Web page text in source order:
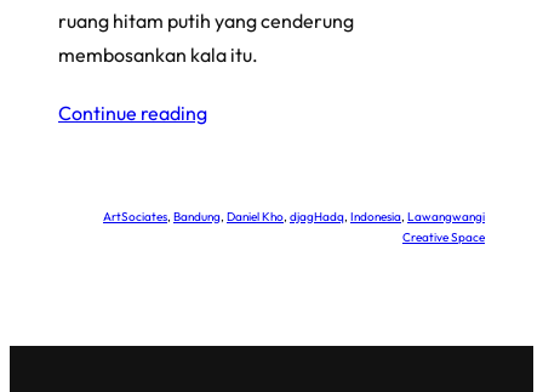
ruang hitam putih yang cenderung
membosankan kala itu.
Continue reading
ArtSociates, Bandung, Daniel Kho, djagHadq, Indonesia, Lawangwangi
Creative Space